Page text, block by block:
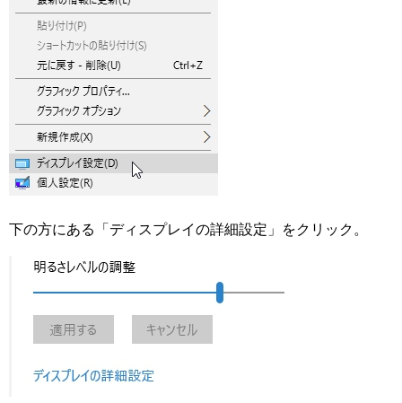
下の方にある「ディスプレイの詳細設定」をクリック。